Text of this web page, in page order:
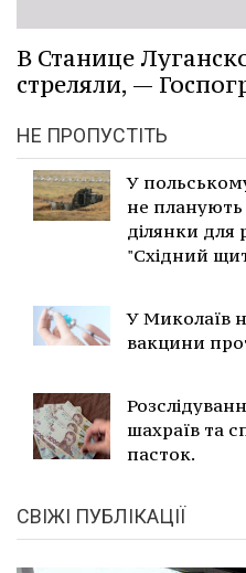
В Станице
стреляли, —
НЕ ПРОПУСТІТЬ
У
не планують
ділянки для
"Східний
У Миколаїв
вакцини
шахраїв та
пасток.
СВІЖІ ПУБЛІКАЦІЇ